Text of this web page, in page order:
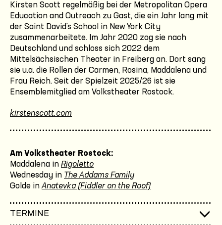
Kirsten Scott regelmäßig bei der Metropolitan Opera
Education and Outreach zu Gast, die ein Jahr lang mit
der Saint David's School in New York City
zusammenarbeitete. Im Jahr 2020 zog sie nach
Deutschland und schloss sich 2022 dem
Mittelsächsischen Theater in Freiberg an. Dort sang
sie u.a. die Rollen der Carmen, Rosina, Maddalena und
Frau Reich. Seit der Spielzeit 2025/26 ist sie
Ensemblemitglied am Volkstheater Rostock.
kirstenscott.com
Am Volkstheater Rostock:
Maddalena in Rigoletto
Wednesday in The Addams Family
Golde in Anatevka (Fiddler on the Roof)
TERMINE